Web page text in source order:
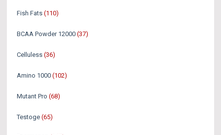
Fish Fats (110)
BCAA Powder 12000 (37)
Celluless (36)
Amino 1000 (102)
Mutant Pro (68)
Testoge (65)